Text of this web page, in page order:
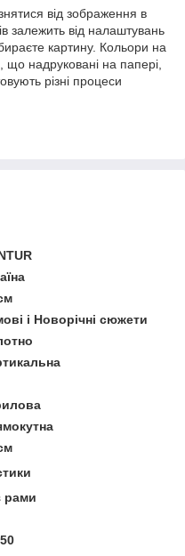
від зображення в
залежить від налаштувань
картину. Кольори на
що надруковані на папері,
різні процеси
і Новорічні сюжети
рами